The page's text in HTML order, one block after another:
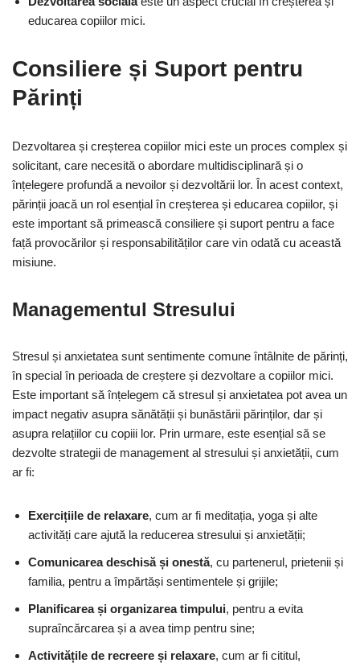
educarea copiilor mici.
Consiliere și Suport pentru
Părinți
Dezvoltarea și creșterea copiilor mici este un proces complex și
solicitant, care necesită o abordare multidisciplinară și o
înțelegere profundă a nevoilor și dezvoltării lor. În acest context,
părinții joacă un rol esențial în creșterea și educarea copiilor, și
este important să primească consiliere și suport pentru a face
față provocărilor și responsabilităților care vin odată cu această
misiune.
Managementul Stresului
Stresul și anxietatea sunt sentimente comune întâlnite de părinți,
în special în perioada de creștere și dezvoltare a copiilor mici.
Este important să înțelegem că stresul și anxietatea pot avea un
impact negativ asupra sănătății și bunăstării părinților, dar și
asupra relațiilor cu copiii lor. Prin urmare, este esențial să se
dezvolte strategii de management al stresului și anxietății, cum
ar fi:
Exercițiile de relaxare, cum ar fi meditația, yoga și alte
activități care ajută la reducerea stresului și anxietății;
Comunicarea deschisă și onestă, cu partenerul, prietenii și
familia, pentru a împărtăși sentimentele și grijile;
Planificarea și organizarea timpului, pentru a evita
supraîncărcarea și a avea timp pentru sine;
Activitățile de recreere și relaxare, cum ar fi cititul,